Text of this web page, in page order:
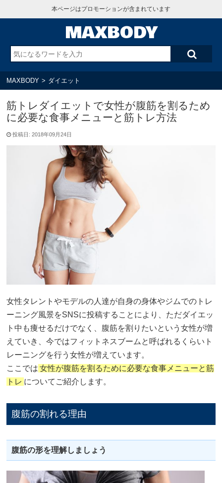
本ページはプロモーションが含まれています
MAXBODY
MAXBODY > ダイエット
筋トレダイエットで女性が腹筋を割るため
に必要な食事メニューと筋トレ方法
投稿日: 2018年09月24日
女性タレントやモデルの人達が自身の身体やジムでのトレ
ーニング風景をSNSに投稿することにより、ただダイエッ
ト中も痩せるだけでなく、腹筋を割りたいという女性が増
えていき、今ではフィットネスブームと呼ばれるくらいト
レーニングを行う女性が増えています。
ここでは 女性が腹筋を割るために必要な食事メニューと筋
トレ についてご紹介します。
腹筋の割れる理由
腹筋の形を理解しましょう